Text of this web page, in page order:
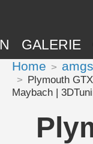
GALERIE
Home
Plymouth
Maybach |